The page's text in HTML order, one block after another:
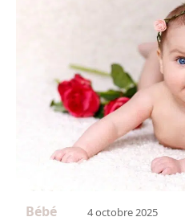
Bébé 4 octobre 2025